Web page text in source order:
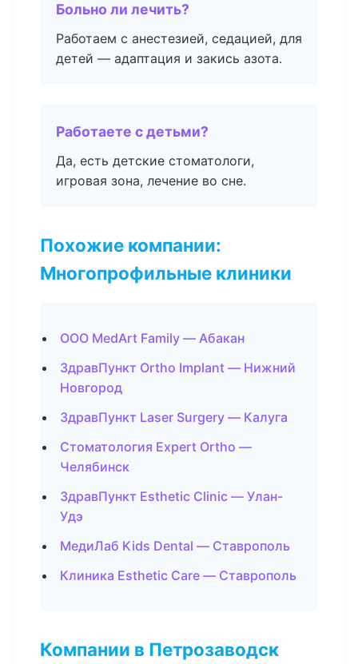
Больно ли лечить?
Работаем с анестезией, седацией, для
детей — адаптация и закись азота.
Работаете с детьми?
Да, есть детские стоматологи,
игровая зона, лечение во сне.
Похожие компании:
Многопрофильные клиники
ООО MedArt Family — Абакан
ЗдравПункт Ortho Implant — Нижний
Новгород
ЗдравПункт Laser Surgery — Калуга
Стоматология Expert Ortho —
Челябинск
ЗдравПункт Esthetic Clinic — Улан-
Удэ
МедиЛаб Kids Dental — Ставрополь
Клиника Esthetic Care — Ставрополь
Компании в Петрозаводск